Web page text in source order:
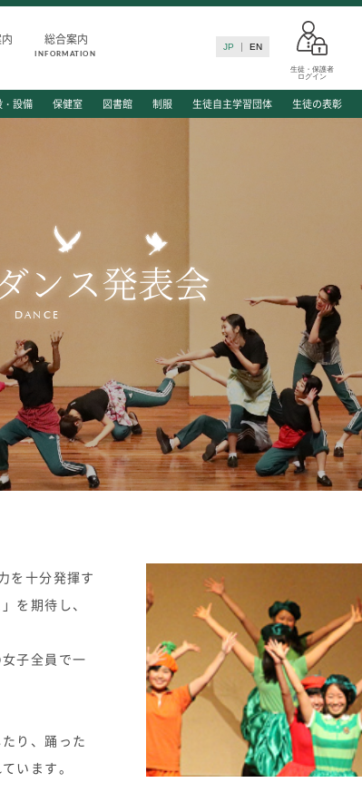
総合案内
INFORMATION
JP EN
生徒・保護者
ログイン
団体
ADMISSION
入試結果
入学試験問題
海外に住む中学生の方へ
スクールガイド
上級学校訪問
中学校の先生方へ
志願者速報
合格者発表
よくあるご質問
設備 保健室 図書館 制服 生徒自主学習団体 生徒の表彰
ンス発表会
DANCE
を十分発揮す
を期待し、
子全員で一
り、踊った
います。